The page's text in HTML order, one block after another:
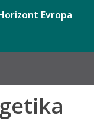
Evropa